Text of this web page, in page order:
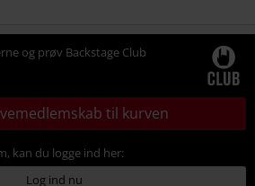
og prøv Backstage Club
til kurven
kan du logge ind her:
Log ind nu